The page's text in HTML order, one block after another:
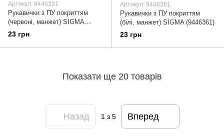
Артикул: 9446321
Рукавички з ПУ покриттям
(червоні, манжет) SIGMA
(9446321)
23 грн
Артикул: 9446361
Рукавички з ПУ покриттям
(білі, манжет) SIGMA (9446361)
23 грн
Показати ще 20 товарів
Назад 1з 5 Вперед